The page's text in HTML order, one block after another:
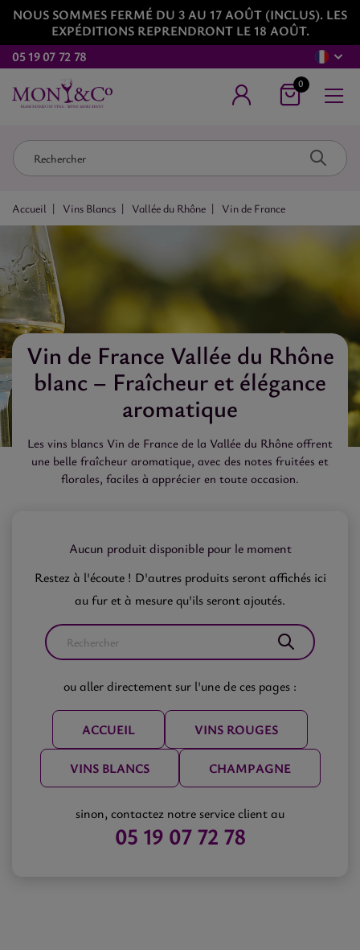
NOUS SOMMES FERMÉ DU 3 AU 17 AOÛT (INCLUS). LES
EXPÉDITIONS REPRENDRONT LE 18 AOÛT.
05 19 07 72 78
0
Accueil Vins Blancs Vallée du Rhône Vin de France
Vin de France Vallée du Rhône
blanc – Fraîcheur et élégance
aromatique
Les vins blancs Vin de France de la Vallée du Rhône offrent
une belle fraîcheur aromatique, avec des notes fruitées et
florales, faciles à apprécier en toute occasion.
Aucun produit disponible pour le moment
Restez à l'écoute ! D'autres produits seront affichés ici
au fur et à mesure qu'ils seront ajoutés.
ou aller directement sur l'une de ces pages :
ACCUEIL VINS ROUGES
VINS BLANCS CHAMPAGNE
sinon, contactez notre service client au
05 19 07 72 78